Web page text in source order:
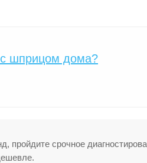
шприцом дома?
пройдите срочное